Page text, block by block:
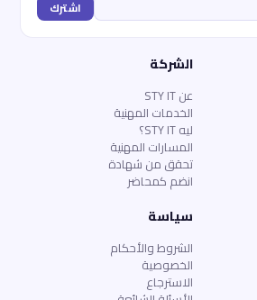
اشترك
الشركة
عن STY IT
الخدمات المهنية
ليه STY IT؟
المسارات المهنية
تحقق من شهادة
انضم كمحاضر
سياسة
الشروط والأحكام
الخصوصية
الاسترجاع